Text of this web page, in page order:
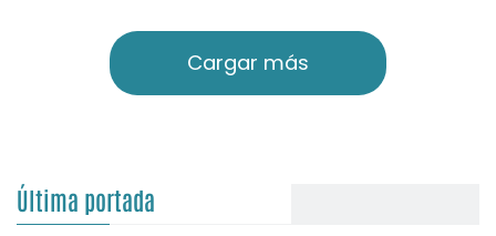
Cargar más
Última portada